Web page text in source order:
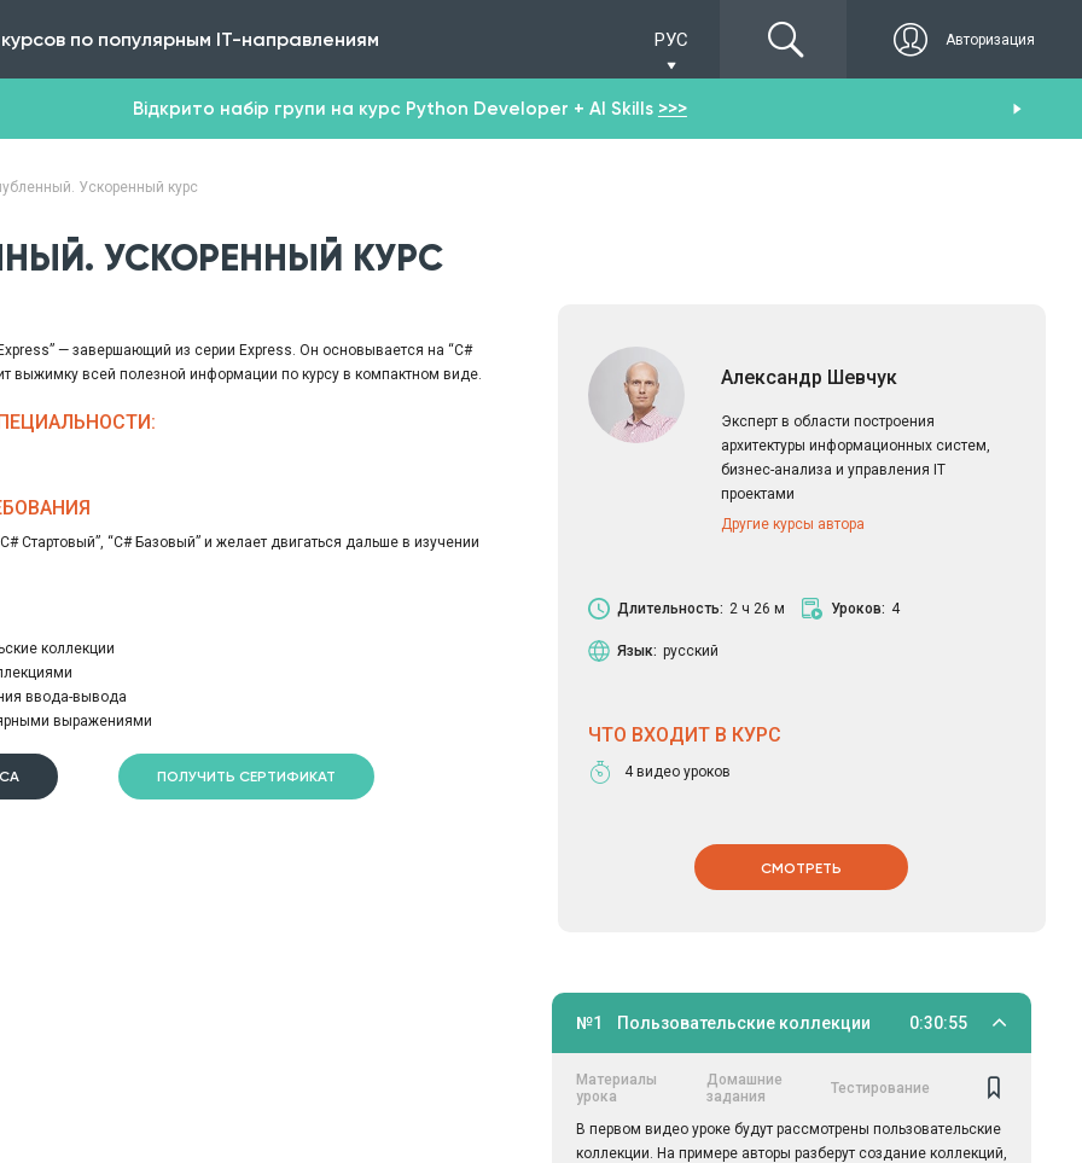
по популярным IT-направлениям РУС Авторизация
Відкрито набір групи на курс Python Developer + AI Skills >>>
Ускоренный курс
УСКОРЕННЫЙ КУРС
— завершающий из серии Express. Он основывается на “C#
выжимку всей полезной информации по курсу в компактном виде.
Стартовый”, “C# Базовый” и желает двигаться дальше в изучении
коллекции
ввода-вывода
выражениями
ПОЛУЧИТЬ СЕРТИФИКАТ
Александр Шевчук
Эксперт в области построения
архитектуры информационных систем,
бизнес-анализа и управления IT
проектами
Другие курсы автора
Длительность: 2 ч 26 м Уроков: 4
Язык: русский
ЧТО ВХОДИТ В КУРС
4 видео уроков
СМОТРЕТЬ
№1 Пользовательские коллекции 0:30:55
Материалы
урока
Домашние
задания
Тестирование
В первом видео уроке будут рассмотрены пользовательские
коллекции. На примере авторы разберут создание коллекций,